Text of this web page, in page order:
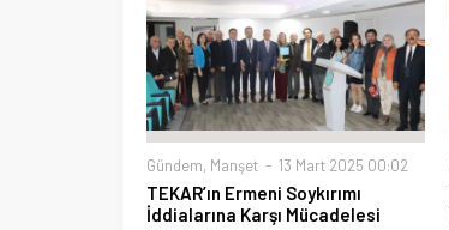
Gündem, Manşet 13 Mart 2025 00:02
TEKAR’ın Ermeni Soykırımı
İddialarına Karşı Mücadelesi